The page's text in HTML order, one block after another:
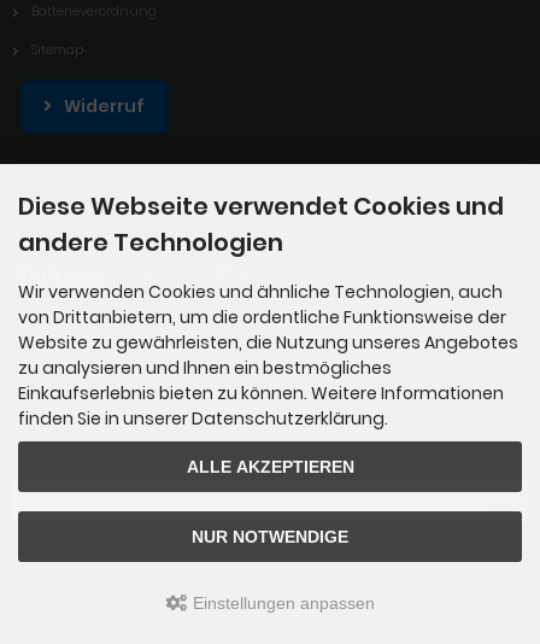
Batterieverordnung
Sitemap
Widerruf
Zahlungsmethoden
Bei uns können Sie mit Vorkasse per Überweisung und Paypal zahle
n
Newsletter-Anmeldung
Der Newsletter kann jederzeit hier oder in Ihrem Kundenkonto abbestellt werden.
Diese Webseite verwendet Cookies und
andere Technologien
Wir verwenden Cookies und ähnliche Technologien, auch
von Drittanbietern, um die ordentliche Funktionsweise der
Website zu gewährleisten, die Nutzung unseres Angebotes
zu analysieren und Ihnen ein bestmögliches
Einkaufserlebnis bieten zu können. Weitere Informationen
finden Sie in unserer Datenschutzerklärung.
ALLE AKZEPTIEREN
NUR NOTWENDIGE
Einstellungen anpassen